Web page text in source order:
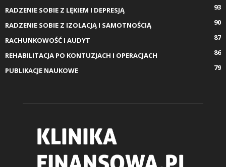
RADZENIE SOBIE Z LĘKIEM I DEPRESJĄ
93
RADZENIE SOBIE Z IZOLACJĄ I SAMOTNOŚCIĄ
90
RACHUNKOWOŚĆ I AUDYT
87
REHABILITACJA PO KONTUZJACH I OPERACJACH
86
PUBLIKACJE NAUKOWE
79